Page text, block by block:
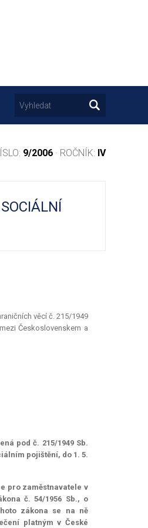
9/2006 · ROČNÍK: IV
věcí č. 215/1949
Československem a
pod č. 215/1949 Sb.
pojištění, do 1. 5.
pro zaměstnavatele v
č. 54/1956 Sb., o
zákona se na ně
platným v České